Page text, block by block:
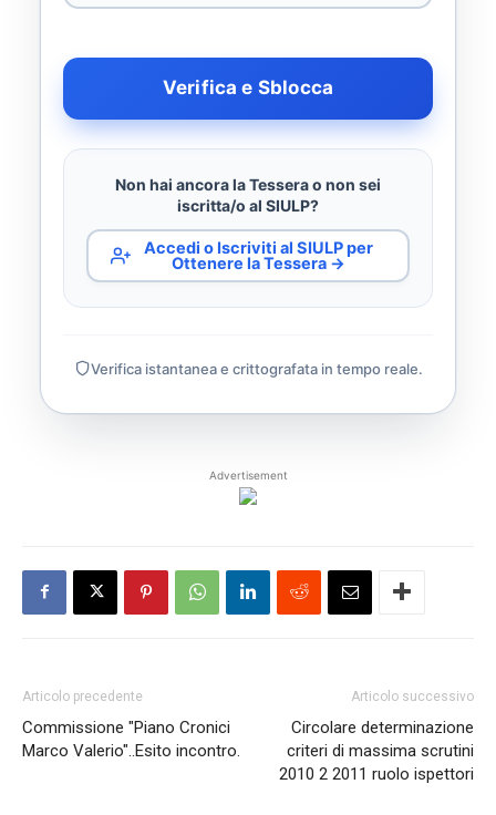
Verifica e Sblocca
Non hai ancora la Tessera o non sei
iscritta/o al SIULP?
Accedi o Iscriviti al SIULP per
Ottenere la Tessera →
Verifica istantanea e crittografata in tempo reale.
Advertisement
Articolo precedente
Commissione "Piano Cronici
Marco Valerio"..Esito incontro.
Articolo successivo
Circolare determinazione
criteri di massima scrutini
2010 2 2011 ruolo ispettori